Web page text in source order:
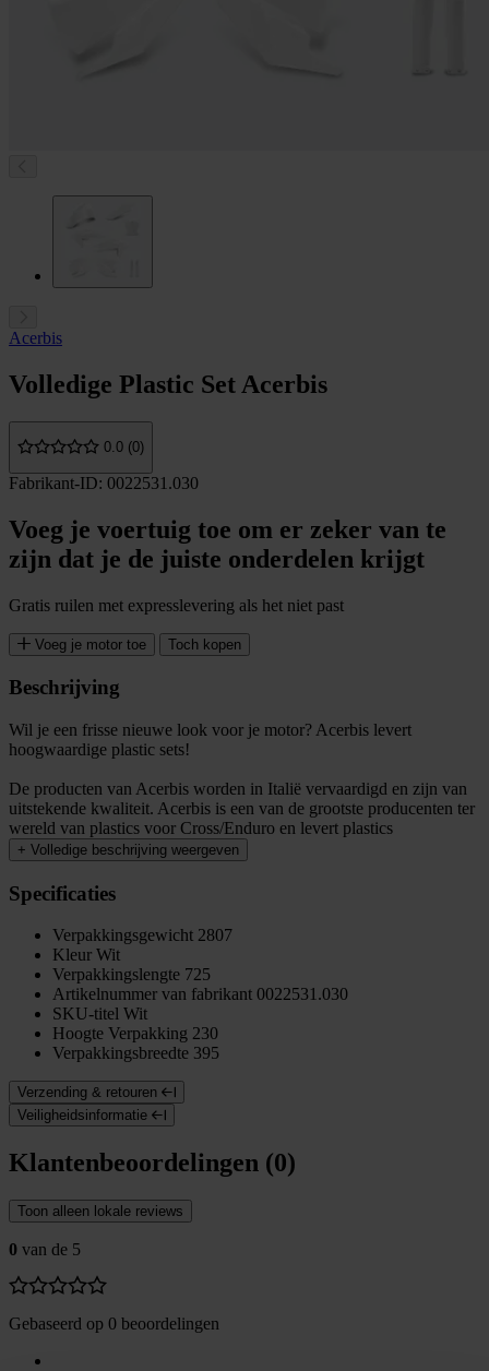
Acerbis
Volledige Plastic Set Acerbis
0.0 (0)
Fabrikant-ID: 0022531.030
Voeg je voertuig toe om er zeker van te
zijn dat je de juiste onderdelen krijgt
Gratis ruilen met expresslevering als het niet past
Voeg je motor toe Toch kopen
Beschrijving
Wil je een frisse nieuwe look voor je motor? Acerbis levert
hoogwaardige plastic sets!
De producten van Acerbis worden in Italië vervaardigd en zijn van
uitstekende kwaliteit. Acerbis is een van de grootste producenten ter
wereld van plastics voor Cross/Enduro en levert plastics
+ Volledige beschrijving weergeven
Specificaties
Verpakkingsgewicht 2807
Kleur Wit
Verpakkingslengte 725
Artikelnummer van fabrikant 0022531.030
SKU-titel Wit
Hoogte Verpakking 230
Verpakkingsbreedte 395
Verzending & retouren
Veiligheidsinformatie
Klantenbeoordelingen (0)
Toon alleen lokale reviews
0 van de 5
Gebaseerd op 0 beoordelingen